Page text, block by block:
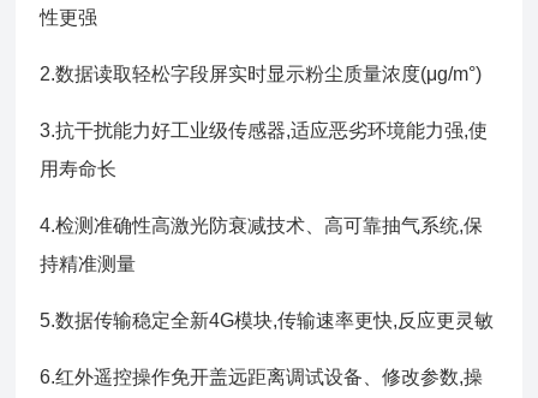
性更强
2.数据读取轻松字段屏实时显示粉尘质量浓度(μg/m°)
3.抗干扰能力好工业级传感器,适应恶劣环境能力强,使
用寿命长
4.检测准确性高激光防衰减技术、高可靠抽气系统,保
持精准测量
5.数据传输稳定全新4G模块,传输速率更快,反应更灵敏
6.红外遥控操作免开盖远距离调试设备、修改参数,操